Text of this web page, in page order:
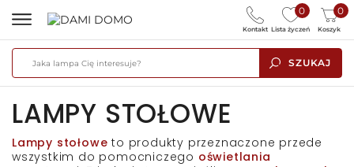
SZUKAJ
0
Lista życzeń
0
Koszyk
Kontakt
LAMPY STOŁOWE
Lampy stołowe to produkty przeznaczone przede
wszystkim do pomocniczego oświetlania